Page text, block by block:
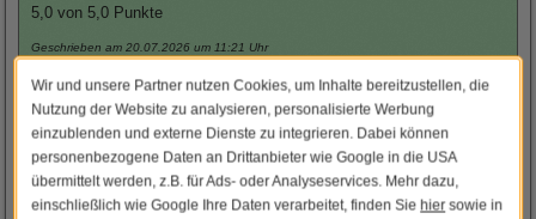
5,0 von 5,0 Punkte
Geschrieben am 20.07.2026 um 11:21 Uhr
Preiswert und schnell
Posterlia Team:Besten Dank für Ihre tolle Bewertung! Es
freut uns sehr, dass Sie mit unseren fairen Preisen und der
schnellen Lieferung zufrieden sind. Wir freuen uns darauf,
Sie bald wieder in unserem Shop begrüßen zu dürfen!
Wir und unsere Partner nutzen Cookies, um Inhalte bereitzustellen, die
Nutzung der Website zu analysieren, personalisierte Werbung
einzublenden und externe Dienste zu integrieren. Dabei können
personenbezogene Daten an Drittanbieter wie Google in die USA
übermittelt werden, z.B. für Ads- oder Analyseservices. Mehr dazu,
einschließlich wie Google Ihre Daten verarbeitet, finden Sie hier sowie in